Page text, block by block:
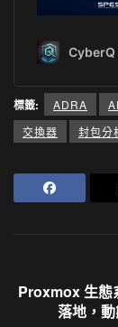
標籤: ADRA
交換器
封包分
Proxmox 生態
落地，